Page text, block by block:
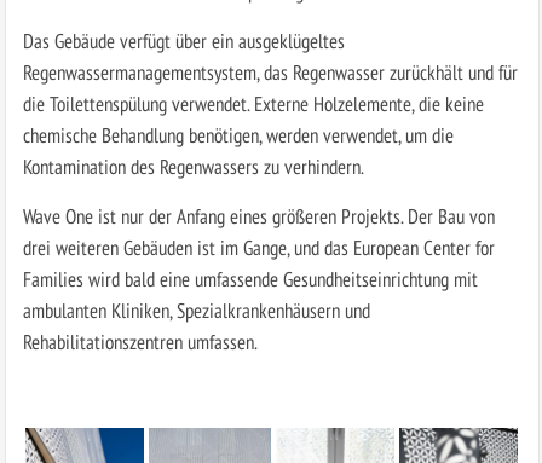
Das Gebäude verfügt über ein ausgeklügeltes
Regenwassermanagementsystem, das Regenwasser zurückhält und für
die Toilettenspülung verwendet. Externe Holzelemente, die keine
chemische Behandlung benötigen, werden verwendet, um die
Kontamination des Regenwassers zu verhindern.
Wave One ist nur der Anfang eines größeren Projekts. Der Bau von
drei weiteren Gebäuden ist im Gange, und das European Center for
Families wird bald eine umfassende Gesundheitseinrichtung mit
ambulanten Kliniken, Spezialkrankenhäusern und
Rehabilitationszentren umfassen.